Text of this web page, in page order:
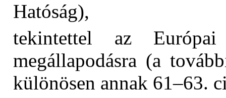
Hatóság),
tekintettel az Európai
megállapodásra (a
különösen annak 61–63.